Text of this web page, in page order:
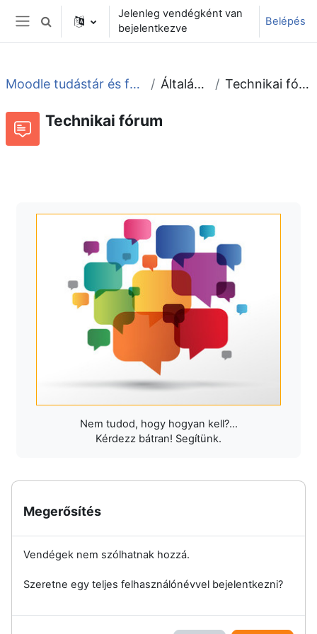
Tovább a fő tartalomhoz
Oldalpanel
Keresési bemeneti adatok váltása
Jelenleg vendégként van
bejelentkezve
Belépés
Moodle tudástár és fórum Általános Technikai fórum
Technikai fórum
Nem tudod, hogy hogyan kell?...
Kérdezz bátran! Segítünk.
Megerősítés
Vendégek nem szólhatnak hozzá.
Szeretne egy teljes felhasználónévvel bejelentkezni?